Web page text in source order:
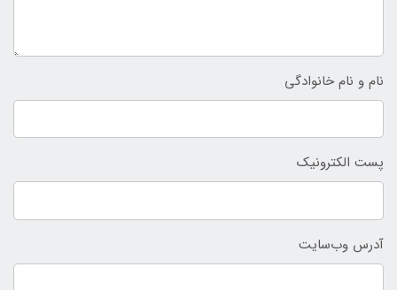
نام و نام خانوادگی
پست الکترونیک
آدرس وب‌سایت